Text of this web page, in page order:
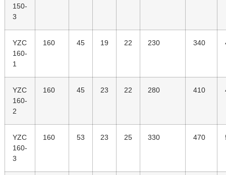
150-
3
YZC
160-
1
160 45 19 22 230 340
YZC
160-
2
160 45 23 22 280 410
YZC
160-
3
160 53 23 25 330 470